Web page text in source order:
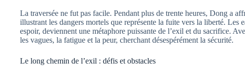
La traversée ne fut pas facile. Pendant plus de trente heures, Dong a
illustrant les dangers mortels que représente la fuite vers la liberté. Les
espoir, deviennent une métaphore puissante de l’exil et du sacrifice.
les vagues, la fatigue et la peur, cherchant désespérément la sécurité.
Le long chemin de l’exil : défis et obstacles